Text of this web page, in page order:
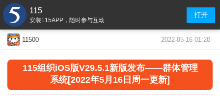
115
安装115APP，随时参与互动
打开
11500 2022-05-16 01:20
115组织iOS版V29.5.1新版发布——群体管理
系统[2022年5月16日周一更新]